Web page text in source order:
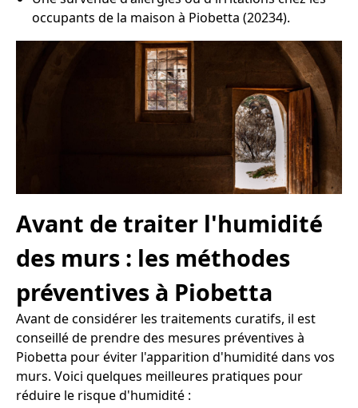
occupants de la maison à Piobetta (20234).
Avant de traiter l'humidité
des murs : les méthodes
préventives à Piobetta
Avant de considérer les traitements curatifs, il est
conseillé de prendre des mesures préventives à
Piobetta pour éviter l'apparition d'humidité dans vos
murs. Voici quelques meilleures pratiques pour
réduire le risque d'humidité :